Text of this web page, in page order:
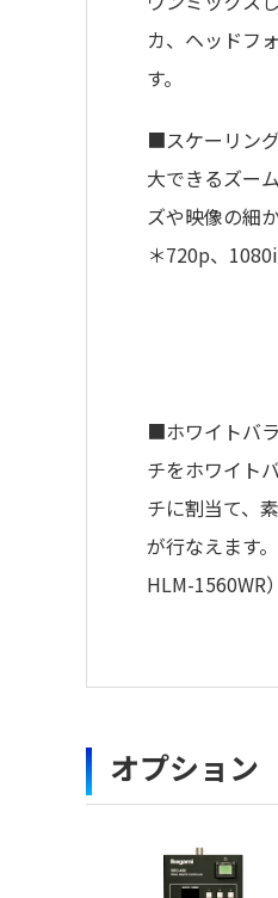
カ、ヘッドフ
す。
■スケーリン
大できるズー
ズや映像の細
＊720p、
■ホワイトバ
チをホワイト
チに割当て、
が行なえます
HLM-1560WR）
の最大輝度の
の運用を想定
HLM-1560WCS
外形寸法（
質量：約3.9kg
画素
モニタを長期
モニタ
複数のファ
HLM-
オプション